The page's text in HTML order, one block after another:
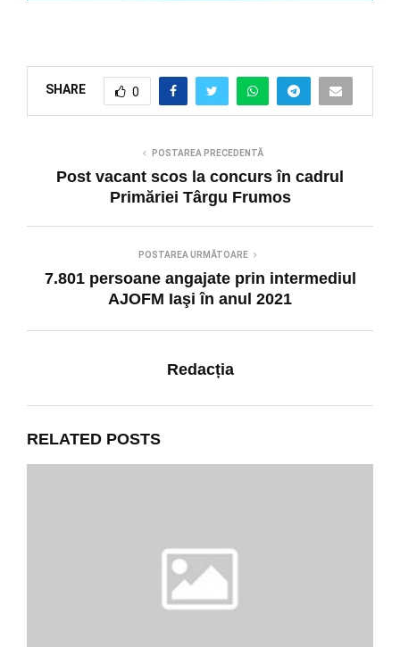
SHARE 0
POSTAREA PRECEDENTĂ
Post vacant scos la concurs în cadrul
Primăriei Târgu Frumos
POSTAREA URMĂTOARE
7.801 persoane angajate prin intermediul
AJOFM Iaşi în anul 2021
Redacția
RELATED POSTS